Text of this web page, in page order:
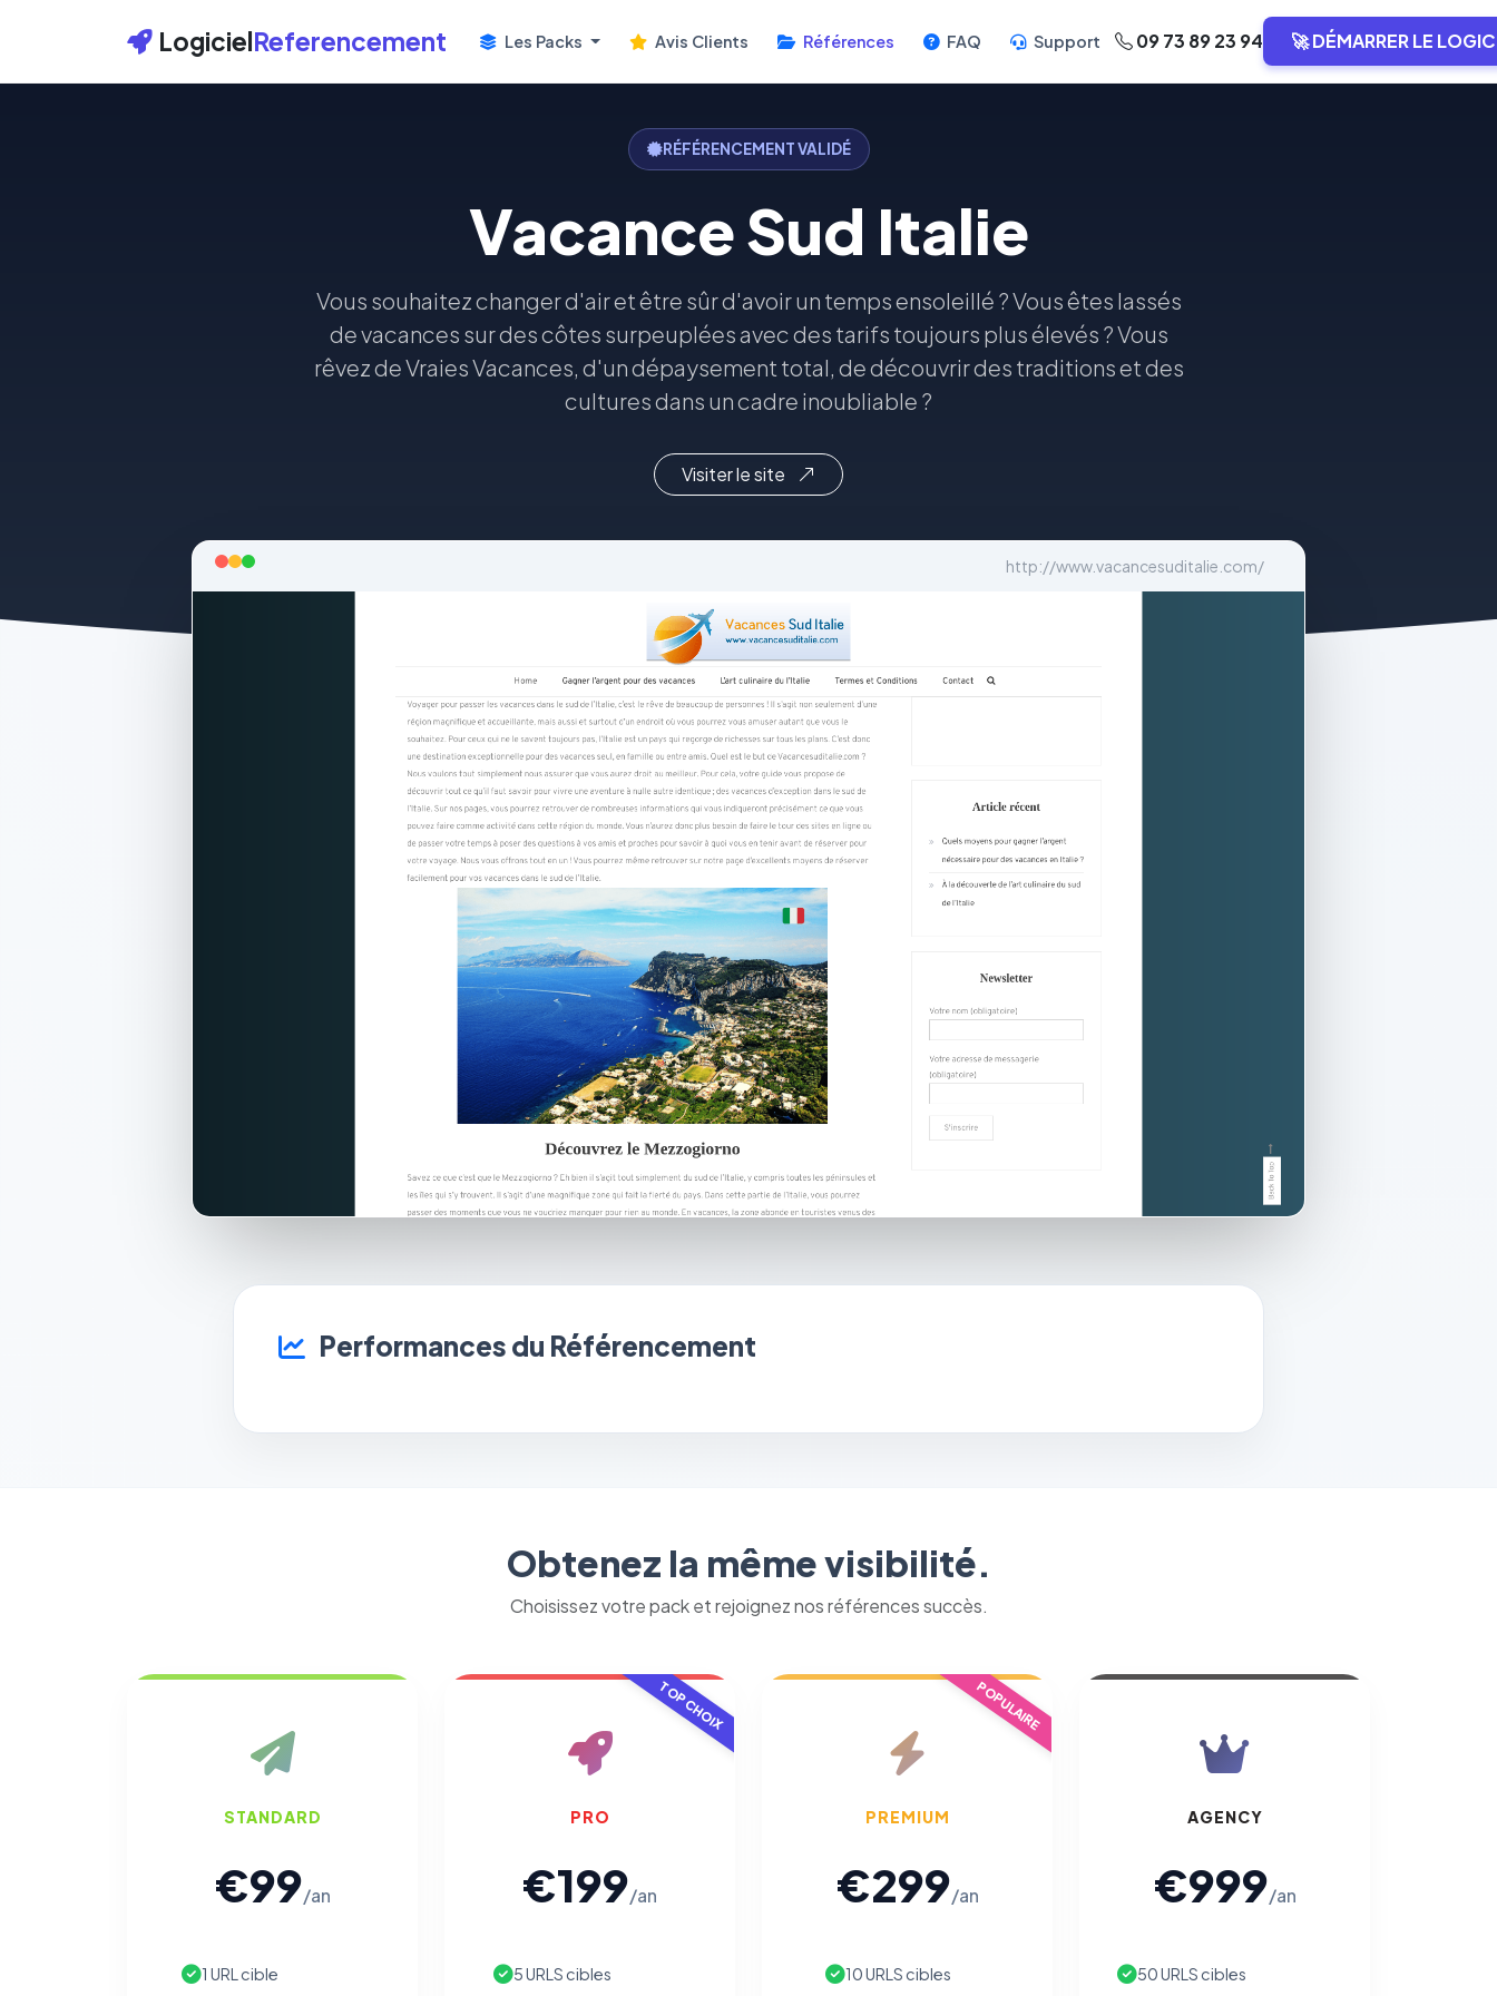
LogicielReferencement Les Packs Avis Clients Références FAQ Support 09 73 89 23 94 🚀 DÉMARRER LE
RÉFÉRENCEMENT VALIDÉ
Vacance Sud Italie
Vous souhaitez changer d'air et être sûr d'avoir un temps ensoleillé ? Vous êtes lassés
de vacances sur des côtes surpeuplées avec des tarifs toujours plus élevés ? Vous
rêvez de Vraies Vacances, d'un dépaysement total, de découvrir des traditions et des
cultures dans un cadre inoubliable ?
Visiter le site
http://www.vacancesuditalie.com/
Performances du Référencement
Obtenez la même visibilité.
Choisissez votre pack et rejoignez nos références succès.
STANDARD
€99/an
1 URL cible
TOP CHOIX
PRO
€199/an
5 URLS cibles
POPULAIRE
PREMIUM
€299/an
10 URLS cibles
AGENCY
€999/an
50 URLS cibles
Cookies essentiels TOUJOURS ACTIF
Nécessaires au fonctionnement du site : session, sécurité,
mémorisation de vos choix de consentement. Ils ne peuvent
pas être désactivés.
Nous aident à comprendre comment vous utilisez le site
(pages visitées, durée de visite) pour l'améliorer. Données